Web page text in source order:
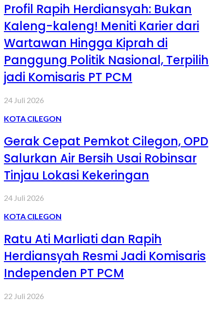
Profil Rapih Herdiansyah: Bukan
Kaleng-kaleng! Meniti Karier dari
Wartawan Hingga Kiprah di
Panggung Politik Nasional, Terpilih
jadi Komisaris PT PCM
24 Juli 2026
KOTA CILEGON
Gerak Cepat Pemkot Cilegon, OPD
Salurkan Air Bersih Usai Robinsar
Tinjau Lokasi Kekeringan
24 Juli 2026
KOTA CILEGON
Ratu Ati Marliati dan Rapih
Herdiansyah Resmi Jadi Komisaris
Independen PT PCM
22 Juli 2026